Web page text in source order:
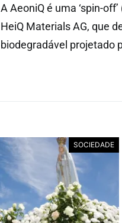
A AeoniQ é uma ‘spin-
HeiQ Materials AG, que
biodegradável projetado
SOCIEDADE